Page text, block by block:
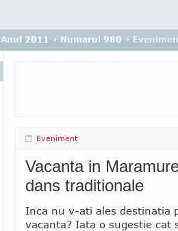
Anul 2011 › Numarul 980 ›
Eveniment
Vacanta in
dans traditionale
Inca nu v-ati ales destinatia
vacanta? Iata o sugestie cat